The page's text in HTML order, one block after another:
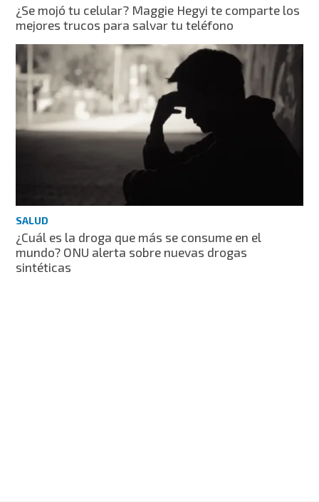
¿Se mojó tu celular? Maggie Hegyi te comparte los
mejores trucos para salvar tu teléfono
SALUD
¿Cuál es la droga que más se consume en el
mundo? ONU alerta sobre nuevas drogas
sintéticas